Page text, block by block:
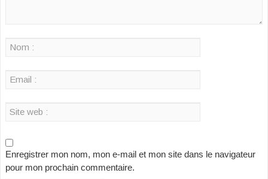
Enregistrer mon nom, mon e-mail et mon site dans le navigateur
pour mon prochain commentaire.